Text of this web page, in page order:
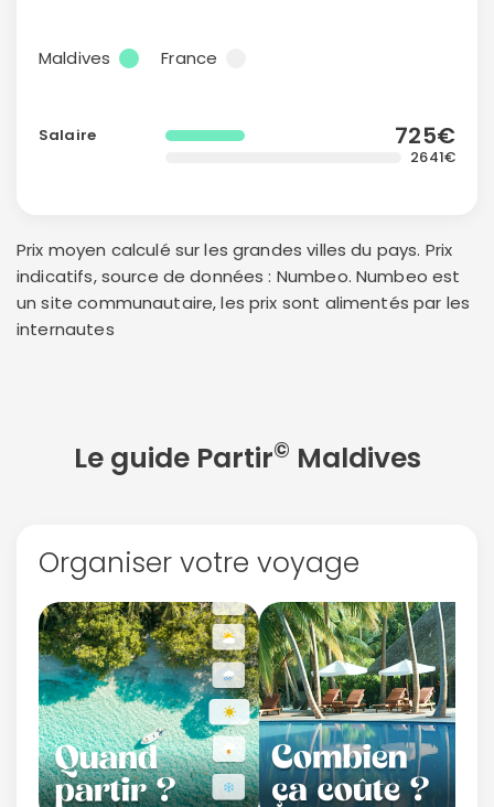
Maldives France
Salaire 725€
2641€
Prix moyen calculé sur les grandes villes du pays. Prix
indicatifs, source de données : Numbeo. Numbeo est
un site communautaire, les prix sont alimentés par les
internautes
Le guide Partir© Maldives
Organiser votre voyage